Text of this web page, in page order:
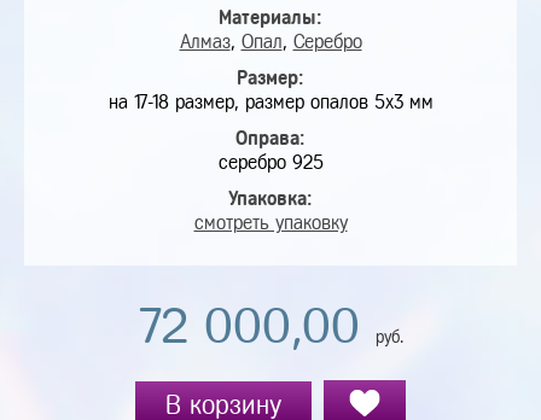
Материалы:
Алмаз, Опал, Серебро
Размер:
на 17-18 размер, размер опалов 5х3 мм
Оправа:
серебро 925
Упаковка:
смотреть упаковку
72 000,00 руб.
В корзину